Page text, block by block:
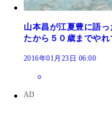
山本昌が江夏豊に語
たから５０歳までやれ
2016年01月23日 06:00